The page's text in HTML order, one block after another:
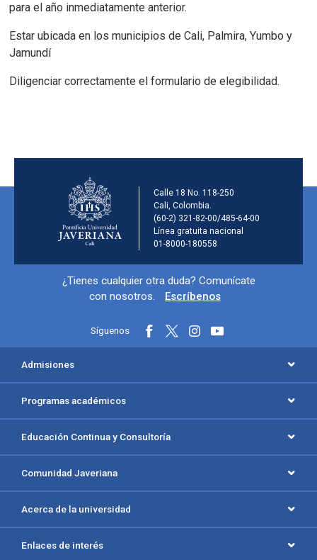
para el año inmediatamente anterior.
Estar ubicada en los municipios de Cali, Palmira, Yumbo y
Jamundí
Diligenciar correctamente el formulario de elegibilidad.
Información de la
Calle 18 No. 118-250
Cali, Colombia.
(60-2) 321-82-00/485-64-00
Línea gratuita nacional
01-8000-180558
Información y redes sociales
¿Tienes cualquier otra duda? Comunícate
con nosotros.
Escríbenos
Síguenos
Menú principal del footer
Admisiones
Programas académicos
Educación Continua y Consultoría
Comunidad Javeriana
Acerca de la universidad
Enlaces de interés